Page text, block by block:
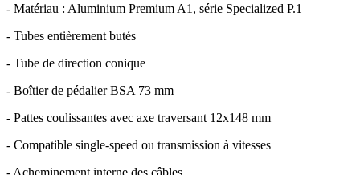
- Matériau : Aluminium Premium A1, série Specialized P.1
- Tubes entièrement butés
- Tube de direction conique
- Boîtier de pédalier BSA 73 mm
- Pattes coulissantes avec axe traversant 12x148 mm
- Compatible single-speed ou transmission à vitesses
- Acheminement interne des câbles